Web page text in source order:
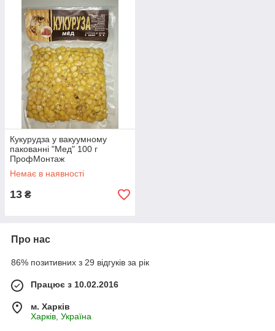
Кукурудза у вакуумному
пакованні "Мед" 100 г
ПрофМонтаж
Немає в наявності
13 ₴
Про нас
86% позитивних з 29 відгуків за рік
Працює з 10.02.2016
м. Харків
Харків, Україна